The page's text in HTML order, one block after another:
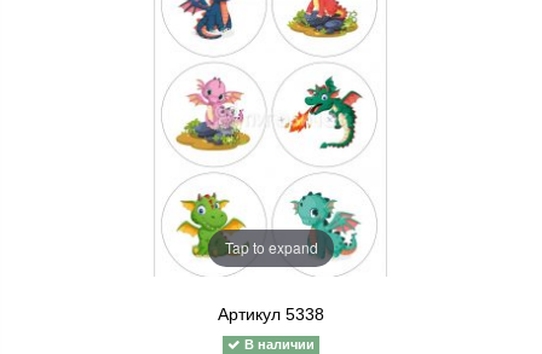
Tap to expand
Артикул 5338
В наличии